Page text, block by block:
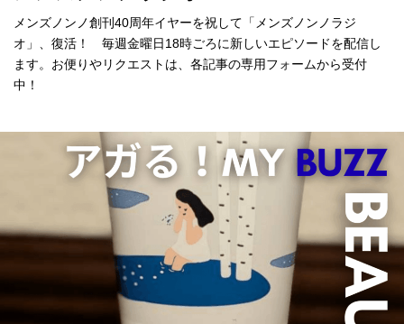
メンズノンノ創刊40周年イヤーを祝して「メンズノンノラジ
オ」、復活！ 毎週金曜日18時ごろに新しいエピソードを配信し
ます。お便りやリクエストは、各記事の専用フォームから受付
中！